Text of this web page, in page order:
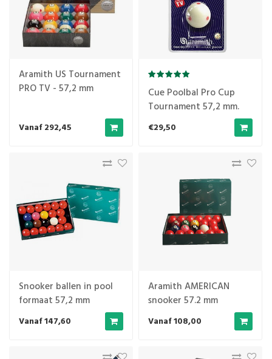
Aramith US Tournament
PRO TV - 57,2 mm
Vanaf 292,45
Cue Poolbal Pro Cup
Tournament 57,2 mm.
€29,50
Snooker ballen in pool
formaat 57,2 mm
Vanaf 147,60
Aramith AMERICAN
snooker 57.2 mm
Vanaf 108,00